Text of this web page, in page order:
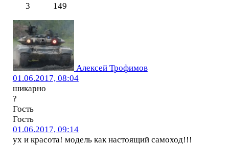
3
149
Алексей Трофимов
01.06.2017, 08:04
шикарно
?
Гость
Гость
01.06.2017, 09:14
ух и красота! модель как настоящий самоход!!!